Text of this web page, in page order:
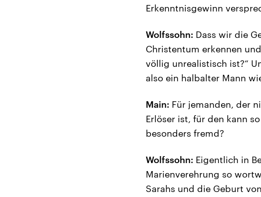
Erkenntnisgewinn
Wolfssohn: Dass wir die
Christentum erkennen
völlig unrealistisch ist?“
also ein halbalter Mann
Main: Für jemanden, der
Erlöser ist, für den kann
besonders fremd?
Wolfssohn: Eigentlich in
Marienverehrung so
Sarahs und die Geburt